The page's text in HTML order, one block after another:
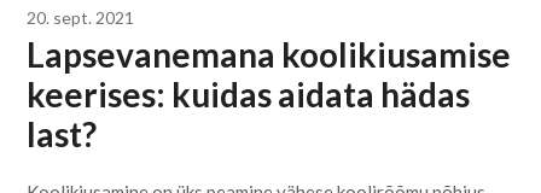
20. sept. 2021
Lapsevanemana koolikiusamise
keerises: kuidas aidata hädas
last?